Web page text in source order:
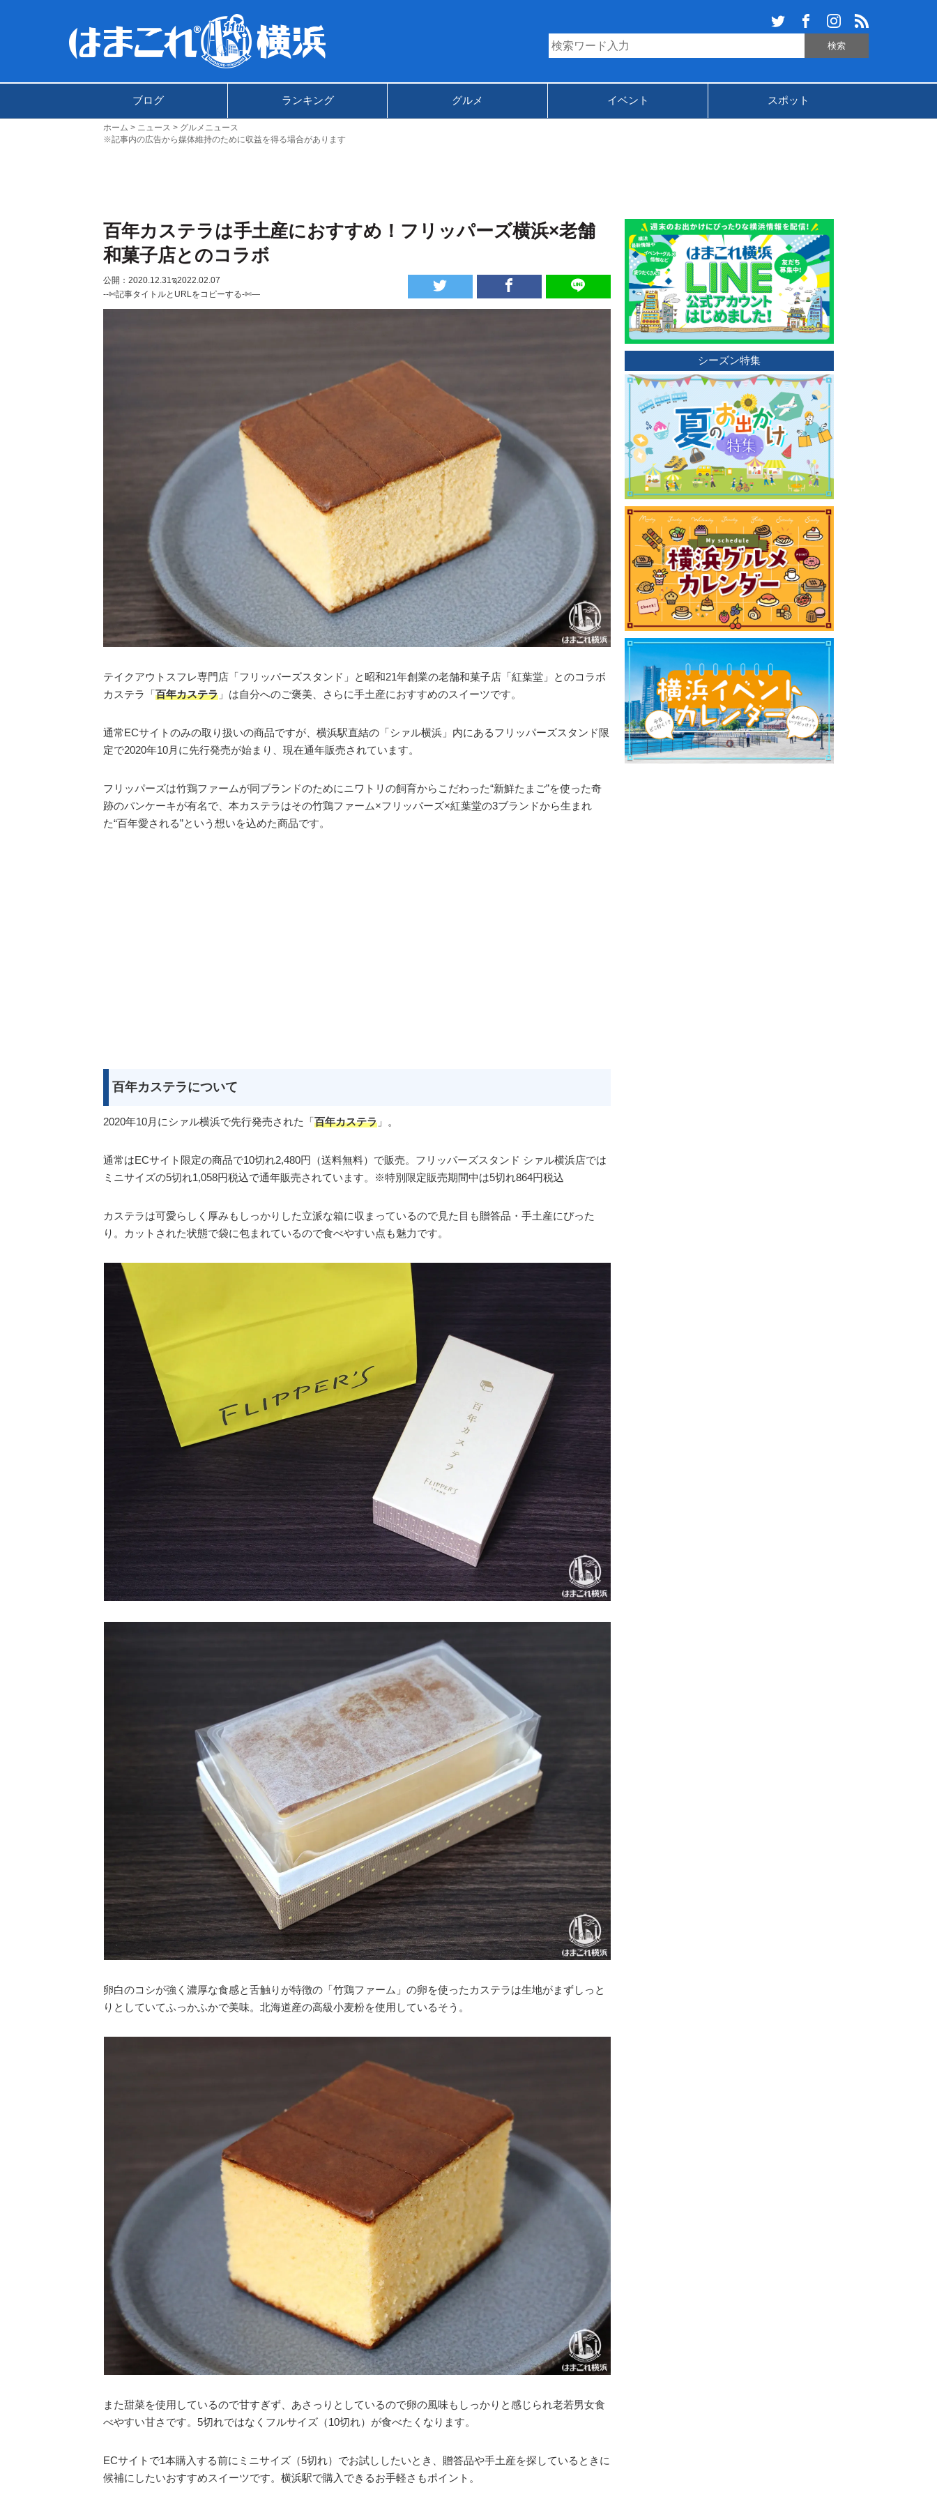
ブログ ランキング グルメ イベント スポット
ホーム ニュース
グルメニュース
※記事内の広告から媒体維持のために収益を得る場合があります
百年カステラは手土産におすすめ！フリッパーズ横浜×老舗
和菓子店とのコラボ
公開：2020.12.31 ಇ2022.02.07
--✄記事タイトルとURLをコピーする-✄—
テイクアウトスフレ専門店「フリッパーズスタンド」と昭和21年創業の老舗和菓子店「紅葉堂」とのコラボ
カステラ「百年カステラ 」は自分へのご褒美、さらに手土産におすすめのスイーツです。
通常ECサイトのみの取り扱いの商品ですが、横浜駅直結の「シァル横浜」内にあるフリッパーズスタンド限
定で2020年10月に先行発売が始まり、現在通年販売されています。
フリッパーズは竹鶏ファームが同ブランドのためにニワトリの飼育からこだわった“新鮮たまご”を使った奇
跡のパンケーキが有名で、本カステラはその竹鶏ファーム×フリッパーズ×紅葉堂の3ブランドから生まれ
た“百年愛される”という想いを込めた商品です。
百年カステラについて
2020年10月にシァル横浜で先行発売された「百年カステラ 」。
通常はECサイト限定の商品で10切れ2,480円（送料無料）で販売。フリッパーズスタンド シァル横浜店では
ミニサイズの5切れ1,058円税込で通年販売されています。※特別限定販売期間中は5切れ864円税込
カステラは可愛らしく厚みもしっかりした立派な箱に収まっているので見た目も贈答品・手土産にぴった
り。カットされた状態で袋に包まれているので食べやすい点も魅力です。
卵白のコシが強く濃厚な食感と舌触りが特徴の「竹鶏ファーム」の卵を使ったカステラは生地がまずしっと
りとしていてふっかふかで美味。北海道産の高級小麦粉を使用しているそう。
また甜菜を使用しているので甘すぎず、あさっりとしているので卵の風味もしっかりと感じられ老若男女食
べやすい甘さです。5切れではなくフルサイズ（10切れ）が食べたくなります。
ECサイトで1本購入する前にミニサイズ（5切れ）でお試ししたいとき、贈答品や手土産を探しているときに
候補にしたいおすすめスイーツです。横浜駅で購入できるお手軽さもポイント。
シーズン特集